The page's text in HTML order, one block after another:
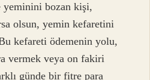
yeminini bozan kişi,
olsun, yemin kefaretini
kefareti ödemenin yolu,
vermek veya on fakiri
günde bir fitre para